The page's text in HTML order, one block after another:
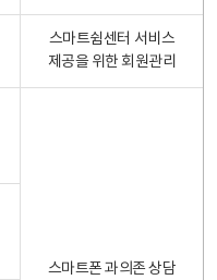
스마트쉼센터 서비스
제공을 위한 회원관리
스마트폰 과의존 상담